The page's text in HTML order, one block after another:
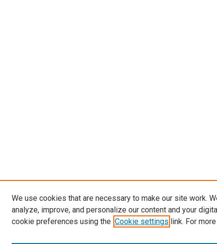
We use cookies that are necessary to make our site work.
analyze, improve, and personalize our content and your
cookie preferences using the Cookie settings link. For